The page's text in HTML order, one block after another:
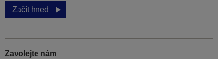
Začít hned
Zavolejte nám